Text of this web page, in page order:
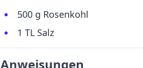
500 g Rosenkohl
1 TL Salz
Anweisungen